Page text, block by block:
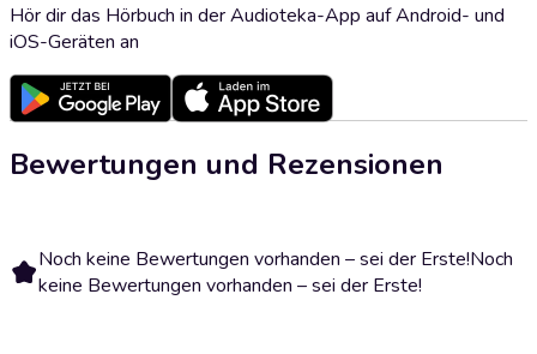
Hör dir das Hörbuch in der Audioteka-App auf Android- und
iOS-Geräten an
Bewertungen und Rezensionen
Noch keine Bewertungen vorhanden – sei der Erste!Noch
keine Bewertungen vorhanden – sei der Erste!